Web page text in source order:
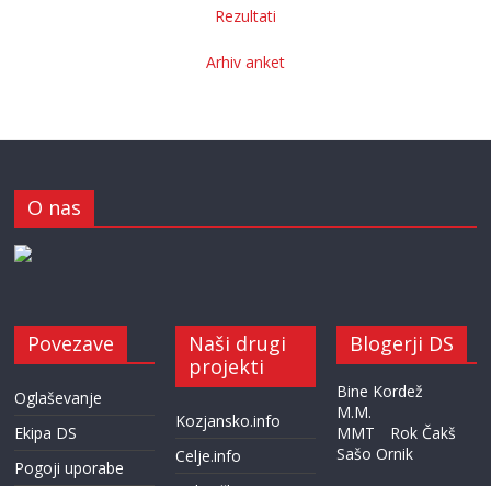
Rezultati
Arhiv anket
O nas
Povezave
Oglaševanje
Ekipa DS
Pogoji uporabe
Naši drugi
projekti
Kozjansko.info
Celje.info
Blogerji DS
Bine Kordež
M.M.
MMT
Rok Čakš
Sašo Ornik